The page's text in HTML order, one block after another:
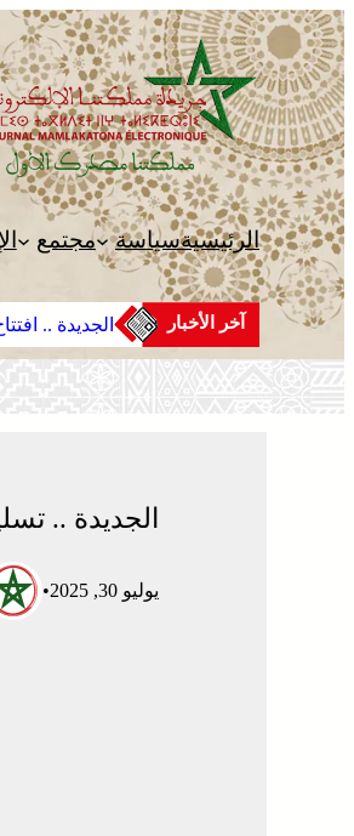
تخطى
إلى
المحتوى
الرئيسيةسياسة مجتمع
آخر الأخبار الجديدة ..
الجديدة ..
يوليو 30, 2025 •